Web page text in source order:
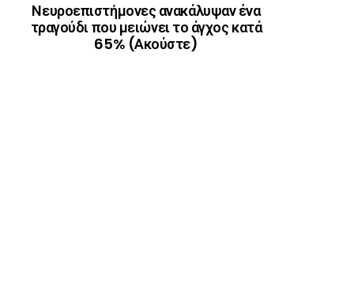
Νευροεπιστήμονες ανακάλυψαν ένα
τραγούδι που μειώνει το άγχος κατά
65% (Ακούστε)